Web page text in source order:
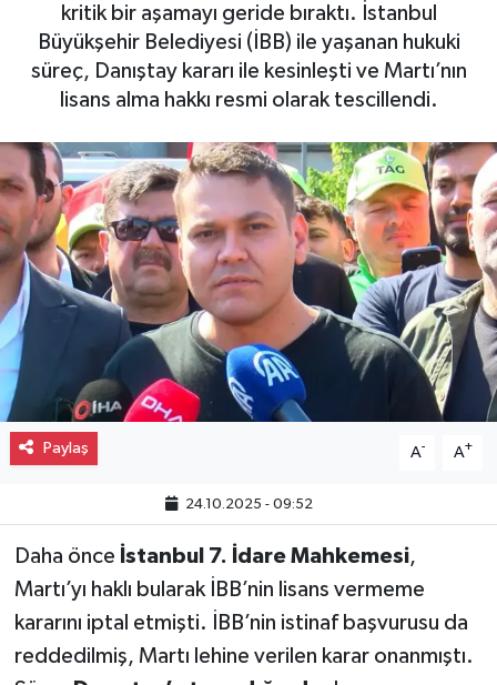
kritik bir aşamayı geride bıraktı. İstanbul
Büyükşehir Belediyesi (İBB) ile yaşanan hukuki
süreç, Danıştay kararı ile kesinleşti ve Martı’nın
lisans alma hakkı resmi olarak tescillendi.
Paylaş A- A+
24.10.2025 - 09:52
Daha önce İstanbul 7. İdare Mahkemesi,
Martı’yı haklı bularak İBB’nin lisans vermeme
kararını iptal etmişti. İBB’nin istinaf başvurusu da
reddedilmiş, Martı lehine verilen karar onanmıştı.
Asayiş
Magazin
Gayrimenkul
Spor
Eğitim